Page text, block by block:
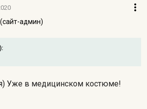
(сайт-админ)
Уже в медицинском костюме!